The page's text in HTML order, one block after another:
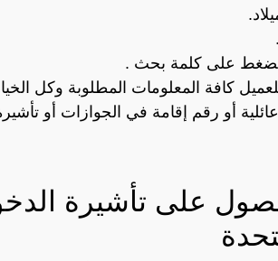
على كلمة بحث .
كافة المعلومات المطلوبة وكل
أو رقم إقامة في الجوازات أو
على تأشيرة